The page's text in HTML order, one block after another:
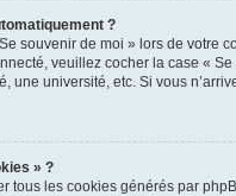
?
souvenir de moi » lors de votre
veuillez cocher la case «
une université, etc. Si vous
» ?
tous les cookies générés par